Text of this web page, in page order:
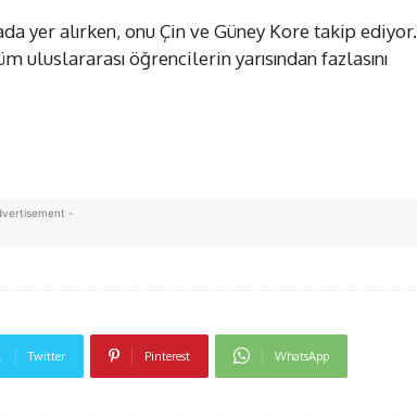
yer alırken, onu Çin ve Güney Kore takip ediyor.
öğrencilerin yarısından fazlasını
-
Twitter Pinterest WhatsApp